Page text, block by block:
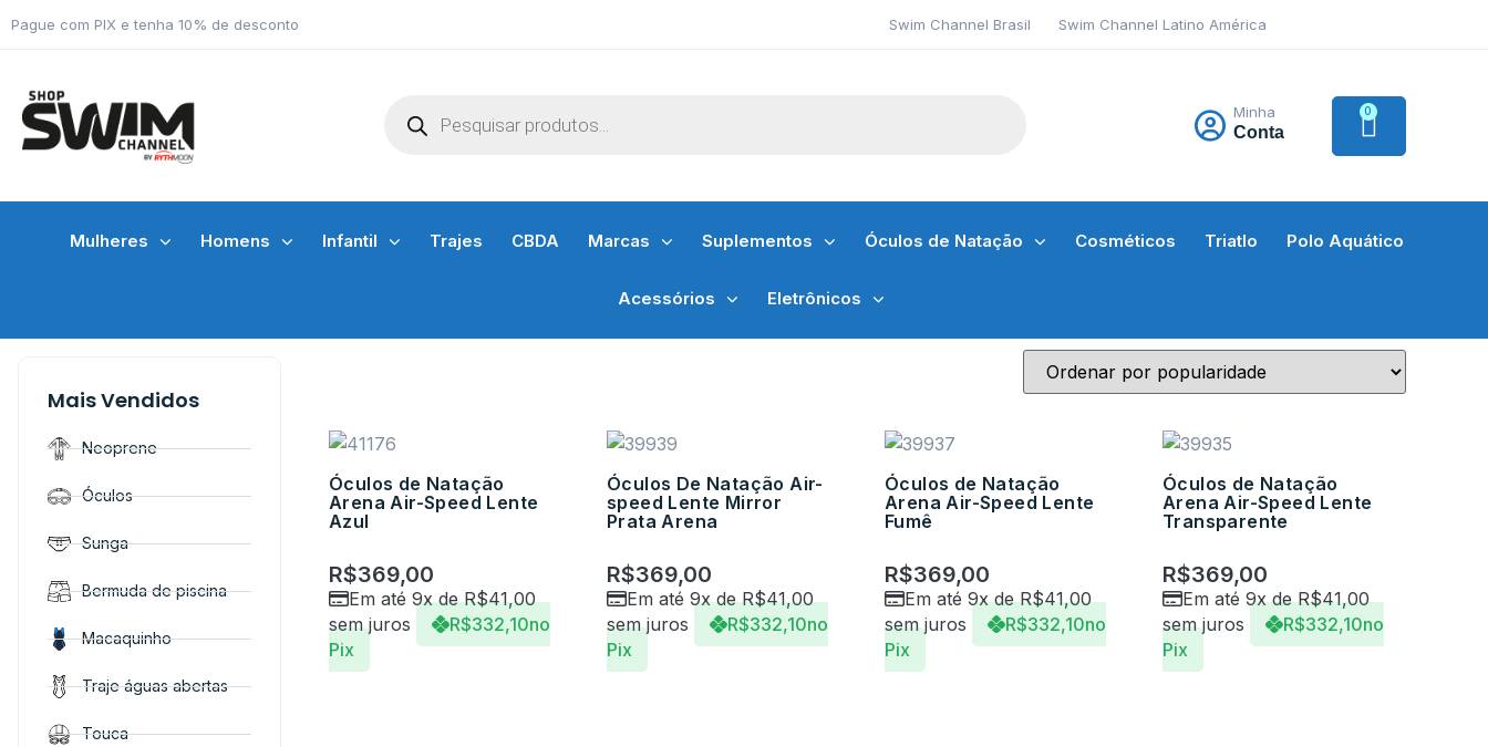
Pague com PIX e tenha 10% de desconto Swim Channel Brasil Swim Channel Latino América
Minha
Conta
0
Mulheres Homens Infantil Trajes CBDA Marcas Suplementos Óculos de Natação Cosméticos Triatlo Polo Aquático
Acessórios Eletrônicos
Mais Vendidos
Neoprene
Óculos
Sunga
Bermuda de piscina
Macaquinho
Traje águas abertas
Touca
Óculos de Natação
Arena Air-Speed Lente
Azul
R$369,00
Em até 9x deR$41,00
sem juros
R$332,10no
Pix
Óculos De Natação Air-
speed Lente Mirror
Prata Arena
R$369,00
Em até 9x deR$41,00
sem juros
R$332,10no
Pix
Óculos de Natação
Arena Air-Speed Lente
Fumê
R$369,00
Em até 9x deR$41,00
sem juros
R$332,10no
Pix
Óculos de Natação
Arena Air-Speed Lente
Transparente
R$369,00
Em até 9x deR$41,00
sem juros
R$332,10no
Pix